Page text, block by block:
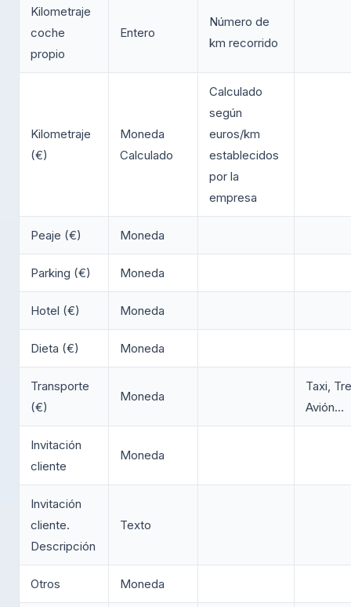
Kilometraje
coche
propio
Entero
Número de
km recorrido
Kilometraje
(€)
Moneda
Calculado
Calculado
según
euros/km
establecidos
por la
empresa
Peaje (€) Moneda
Parking (€) Moneda
Hotel (€) Moneda
Dieta (€) Moneda
Transporte
(€)
Moneda
Taxi,
Avión…
Invitación
cliente
Moneda
Invitación
cliente.
Descripción
Texto
Otros Moneda